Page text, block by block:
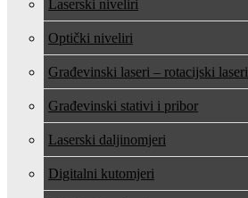
Laserski niveliri
Optički niveliri
Građevinski laseri – rotacijski laseri
Građevinski stativi i pribor
Laserski daljinomjeri
Digitalni kutomjeri